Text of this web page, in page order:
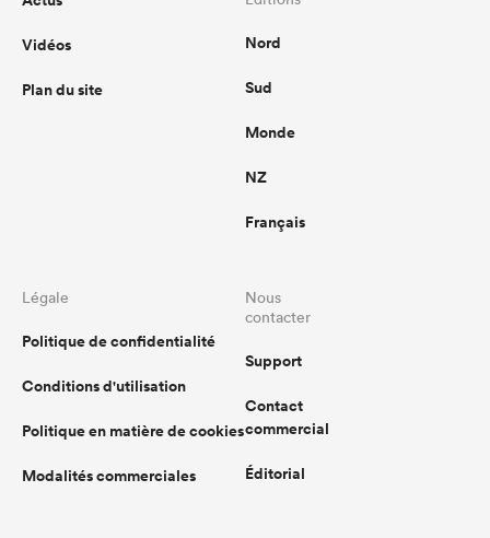
Vidéos
Plan du site
Nord
Sud
Monde
NZ
Français
Légale
Politique de confidentialité
Conditions d'utilisation
Politique en matière de cookies
Modalités commerciales
Nous
contacter
Support
Contact
commercial
Éditorial